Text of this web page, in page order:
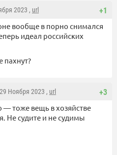
+1
2023 , url
вообще в порно снимался
идеал российских
пахнут?
+3
Ноября 2023 , url
— тоже вещь в хозяйстве
Не судите и не судимы